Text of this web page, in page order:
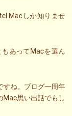
Macしか知りませ
あってMacを選ん
すね。ブログ一周年
Mac思い出話でもし